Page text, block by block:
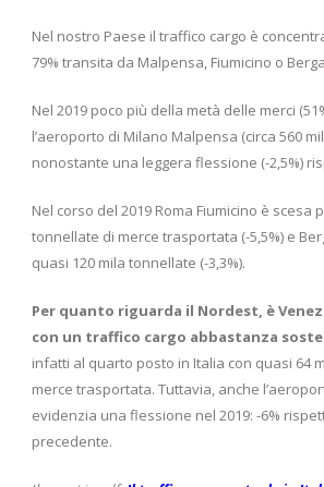
Nel nostro Paese il traffico cargo è
79% transita da Malpensa, Fiumicino o
Nel 2019 poco più della metà delle merci
l’aeroporto di Milano Malpensa (circa 560
nonostante una leggera flessione (-2,5%)
Nel corso del 2019 Roma Fiumicino è scesa
tonnellate di merce trasportata (-5,5%) e
quasi 120 mila tonnellate (-3,3%).
Per quanto riguarda il Nordest, è
con un traffico cargo abbastanza
infatti al quarto posto in Italia con quasi 64
merce trasportata. Tuttavia, anche
evidenzia una flessione nel 2019: -6%
precedente.